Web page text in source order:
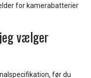
for kamerabatterier
vælger
før du